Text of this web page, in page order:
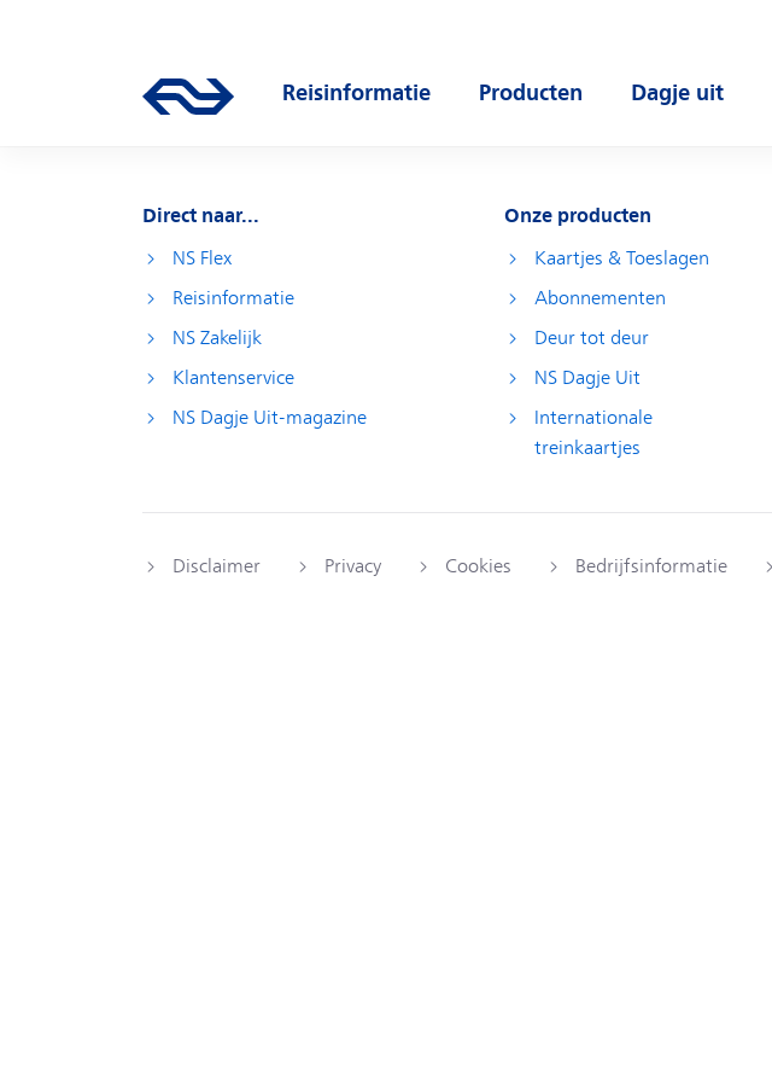
Ga naar de homepage van ns.nl
Reisinformatie
Producten
Dagje uit
Direct naar...
NS Flex
Reisinformatie
NS Zakelijk
Klantenservice
NS Dagje Uit-magazine
Onze producten
Kaartjes & Toeslagen
Abonnementen
Deur tot deur
NS Dagje Uit
Internationale
treinkaartjes
Disclaimer Privacy Cookies Bedrijfsinformatie